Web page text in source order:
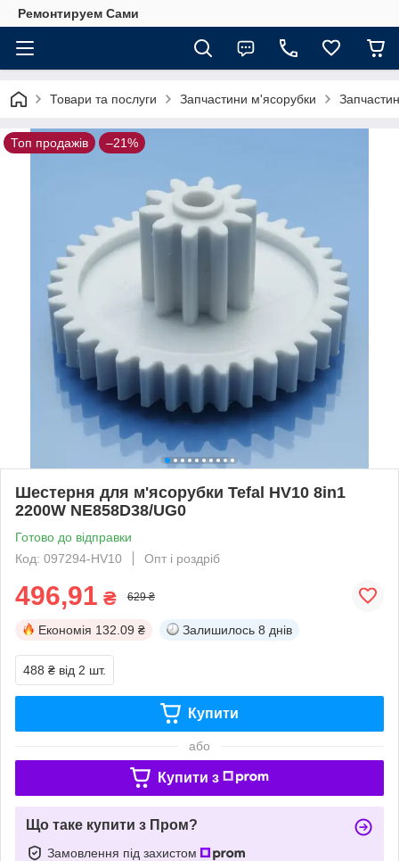
Ремонтируем Сами
Товари та послуги Запчастини м'ясорубки
Топ продажів –21%
Шестерня для м'ясорубки Tefal HV10 8in1
2200W NE858D38/UG0
Готово до відправки
Код: 097294-HV10
Опт і роздріб
496,91 ₴ 629 ₴
Економія 132.09 ₴ Залишилось 8 днів
488 ₴ від 2 шт.
Купити
або
Купити з
Що таке купити з Пром?
Замовлення під захистом